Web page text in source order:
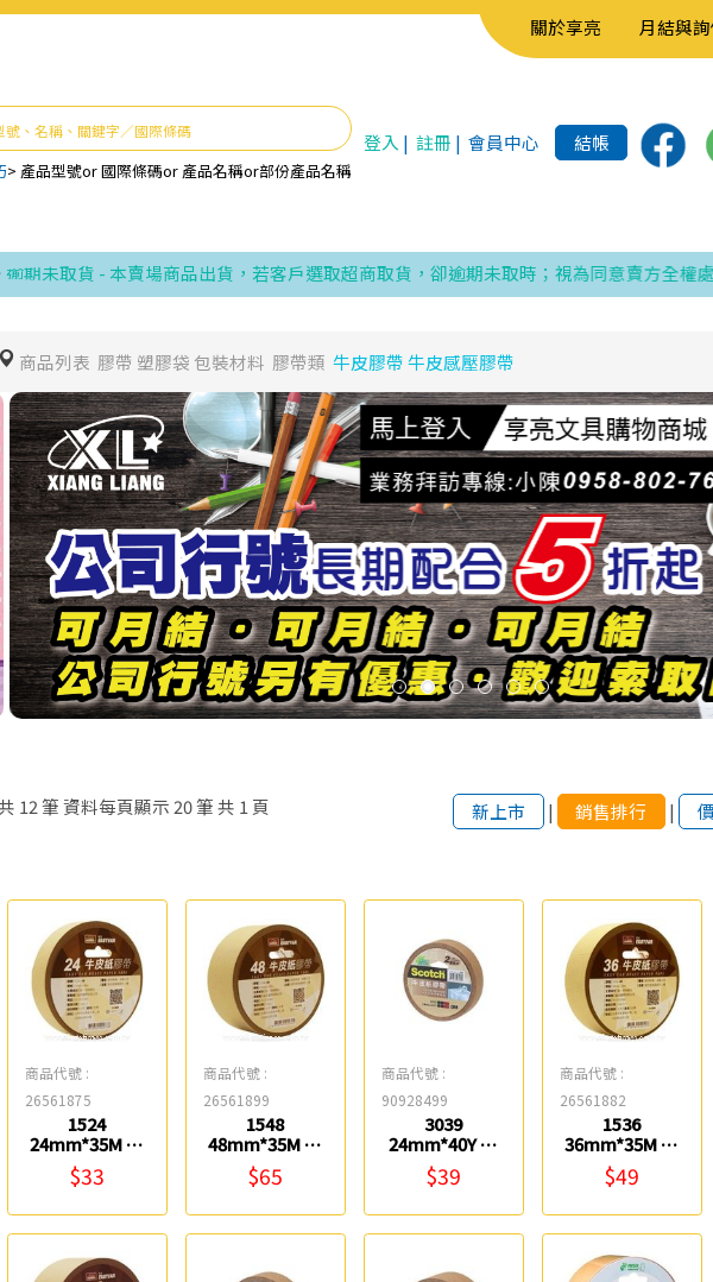
關於享亮 月結與
> 產品型號or國際條碼or 產品名稱or部份產品名稱
登入 | 註冊 | 會員中心 結帳
取貨 - 本賣場商品出貨，若客戶選取超商取貨，卻逾期未取時；視為同意賣方全權處理發票
商品列表 膠帶 塑膠袋 包裝材料 膠帶類 牛皮膠帶 牛皮感壓膠帶
12筆 資料每頁顯示 20筆 共 1頁 新上市 | 銷售排行 |
商品代號 :
26561875
1524
24mm*35M 牛
皮紙膠帶 鎰法
EASYFAR
$33
商品代號 :
26561899
1548
48mm*35M 牛
皮紙膠帶 鎰法
EASYFAR
$65
商品代號 :
90928499
3039
24mm*40Y 牛
皮紙膠帶 3M
$39
商品代號 :
26561882
1536
36mm*35M 牛
皮紙膠帶 鎰法
EASYFAR
$49